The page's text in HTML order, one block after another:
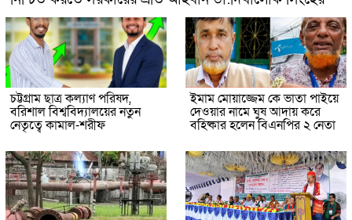
চট্টগ্রাম ছাত্র কল্যাণ পরিষদ,
বরিশাল বিশ্ববিদ্যালয়ের নতুন
নেতৃত্বে কামাল-শরীফ
ইমাম মোয়াজ্জেম কে ভাতা পাইয়ে
দেওয়ার নামে ঘুষ আদায় করে
বহিষ্কার হলেন বিএনপির ২ নেতা